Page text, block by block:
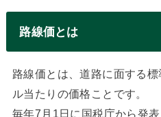
路線価とは
路線価とは、道路に面する
ル当たりの価格ことです。
毎年7月1日に国税庁から発